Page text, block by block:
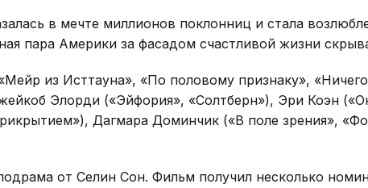
в мечте миллионов поклонниц и стала
пара Америки за фасадом счастливой жизни
из Исттауна», «По половому признаку»,
Элорди («Эйфория», «Солтберн»), Эри Коэн
Дагмара Доминчик («В поле зрения»,
от Селин Сон. Фильм получил несколько